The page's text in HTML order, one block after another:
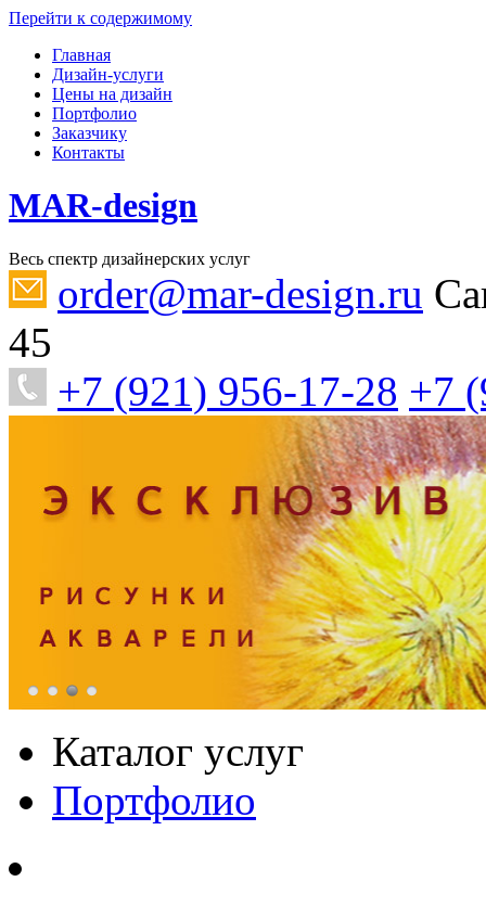
Перейти к содержимому
Главная
Дизайн-услуги
Цены на дизайн
Портфолио
Заказчику
Контакты
MAR-design
Весь спектр дизайнерских услуг
order@mar-design.ru
45
+7 (921) 956-17-28 +7
Каталог услуг
Портфолио